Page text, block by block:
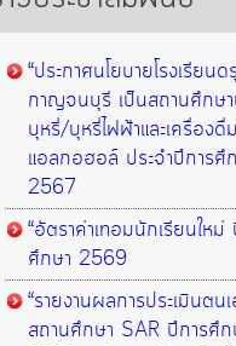
“ประกาศนโยบายโรงเรียน
กาญจนบุรี เป็นสถานศึกษ
บุหรี่/บุหรี่ไฟฟ้าและเครื่องดื่ม
แอลกอฮอล์ ประจำปีการศึ
2567
“อัตราค่าเทอมนักเรียนใหม่
ศึกษา 2569
“รายงานผลการประเมินตน
สถานศึกษา SAR ปีการศึก